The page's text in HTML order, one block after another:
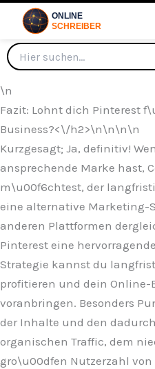
\n
Fazit: Lohnt dich Pinterest
Business?<\/h2>\n\n\n\n
Kurzgesagt; Ja, definitiv!
ansprechende Marke hast,
m\u00f6chtest, der
eine alternative Marketing-
anderen Plattformen
Pinterest eine
Strategie kannst du
profitieren und dein Online-
voranbringen. Besonders
der Inhalte und den
organischen Traffic, dem
gro\u00dfen Nutzerzahl